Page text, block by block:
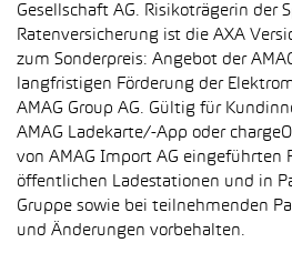
Gesellschaft AG. Risikoträgerin der
Ratenversicherung ist die AXA
zum Sonderpreis: Angebot der
langfristigen Förderung der
AMAG Group AG. Gültig für
AMAG Ladekarte/-App oder
von AMAG Import AG eingeführten
öffentlichen Ladestationen und in
Gruppe sowie bei teilnehmenden
und Änderungen vorbehalten.